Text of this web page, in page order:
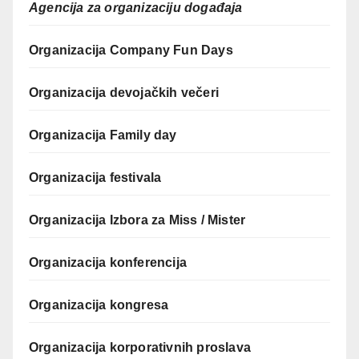
Agencija za organizaciju događaja
Organizacija Company Fun Days
Organizacija devojačkih večeri
Organizacija Family day
Organizacija festivala
Organizacija Izbora za Miss / Mister
Organizacija konferencija
Organizacija kongresa
Organizacija korporativnih proslava